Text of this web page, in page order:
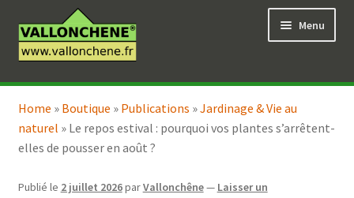
à
la
au
contenu
Menu
Vente en ligne
enfant
Coaching pour le jardin
le
Home » Boutique » Publications »Jardinage & Vie au
naturel » Le repos estival : pourquoi vos plantes s’arrêtent-
elles de pousser en août ?
Publié le 2 juillet 2026parVallonchêne— Laisser un